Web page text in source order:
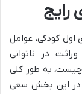
رایج
کودکی، عوامل
در ناتوانی
به طور کلی
در این بخش سعی